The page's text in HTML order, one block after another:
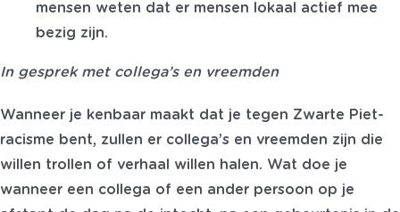
mensen weten dat er mensen lokaal actief mee
bezig zijn.
In gesprek met collega’s en vreemden
Wanneer je kenbaar maakt dat je tegen Zwarte Piet-
racisme bent, zullen er collega’s en vreemden zijn die
willen trollen of verhaal willen halen. Wat doe je
wanneer een collega of een ander persoon op je